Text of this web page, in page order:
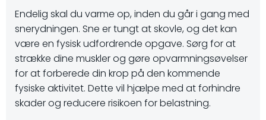
Endelig skal du varme op, inden du går i gang med
snerydningen. Sne er tungt at skovle, og det kan
være en fysisk udfordrende opgave. Sørg for at
strække dine muskler og gøre opvarmningsøvelser
for at forberede din krop på den kommende
fysiske aktivitet. Dette vil hjælpe med at forhindre
skader og reducere risikoen for belastning.